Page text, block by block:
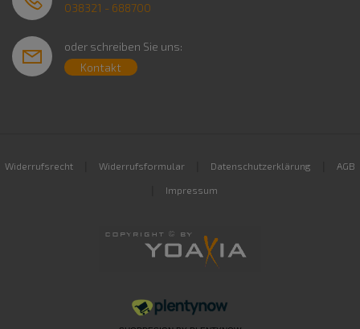
038321 - 688700
oder schreiben Sie uns:
Kontakt
Widerrufsrecht Widerrufsformular Datenschutzerklärung AGB
Impressum